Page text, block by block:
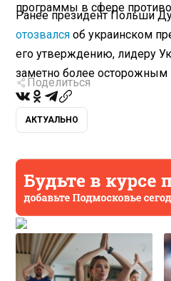
программы в сфере
Ранее президент Польши
отозвался об украинском
его утверждению, лидеру
заметно более осторожным
Поделиться
АКТУАЛЬНО